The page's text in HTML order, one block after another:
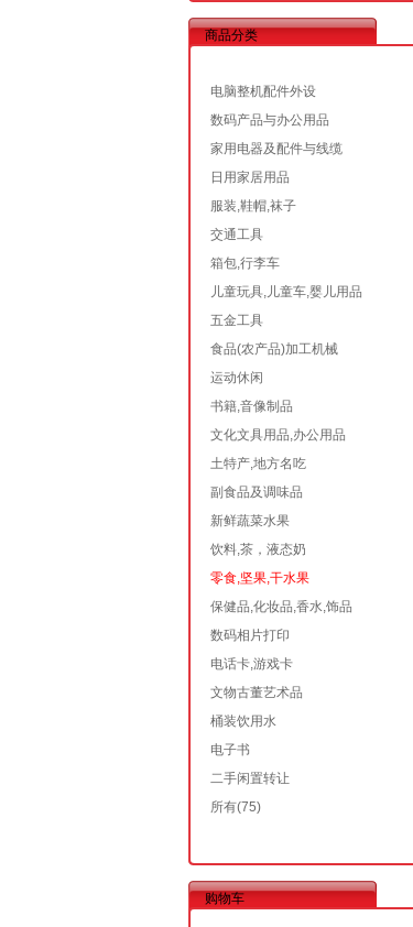
商品分类
电脑整机配件外设
数码产品与办公用品
家用电器及配件与线缆
日用家居用品
服装,鞋帽,袜子
交通工具
箱包,行李车
儿童玩具,儿童车,婴儿用品
五金工具
食品(农产品)加工机械
运动休闲
书籍,音像制品
文化文具用品,办公用品
土特产,地方名吃
副食品及调味品
新鲜蔬菜水果
饮料,茶，液态奶
零食,坚果,干水果
保健品,化妆品,香水,饰品
数码相片打印
电话卡,游戏卡
文物古董艺术品
桶装饮用水
电子书
二手闲置转让
所有(75)
购物车